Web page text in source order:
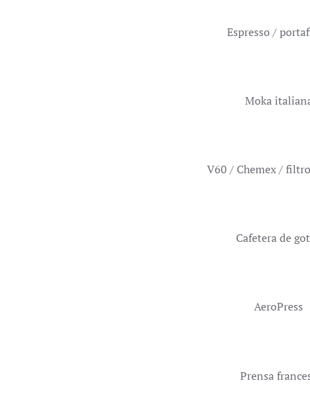
Espresso /
Moka
V60 / Chemex /
Cafetera de
AeroPress
Prensa